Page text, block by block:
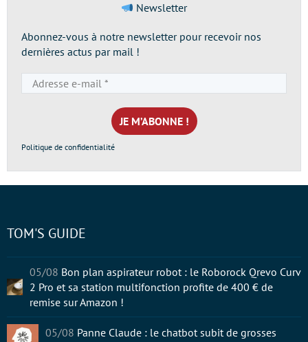
Newsletter
Abonnez-vous à notre newsletter pour recevoir nos
dernières actus par mail !
e-
mail
*
Politique de confidentialité
TOM'S GUIDE
05/08 Bon plan aspirateur robot : le Roborock Qrevo Curv
2 Pro et sa station multifonction profite de 400 € de
remise sur Amazon !
05/08 Panne Claude : le chatbot subit de grosses